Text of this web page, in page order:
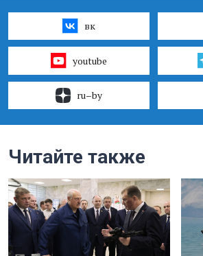
вк
youtube
ru–by
Читайте также